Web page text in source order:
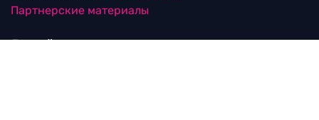
Партнерские материалы
Достойные новости